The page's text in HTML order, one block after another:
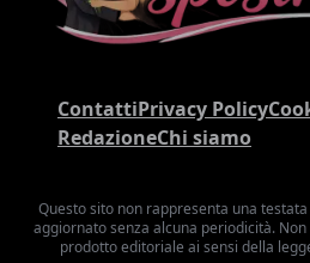
ContattiPrivacy Policy
RedazioneChi siamo
Questo sito non rappresenta una
aggiornato senza alcuna periodicità.
prodotto editoriale ai sensi della